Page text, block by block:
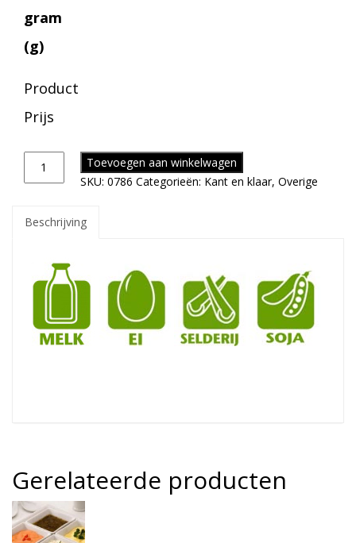
gram
(g)
Product
Prijs
Toevoegen aan winkelwagen
SKU: 0786 Categorieën: Kant en klaar, Overige
Beschrijving
Gerelateerde producten